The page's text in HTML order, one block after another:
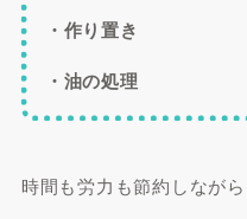
・作り置き
・油の処理
時間も労力も節約しなが